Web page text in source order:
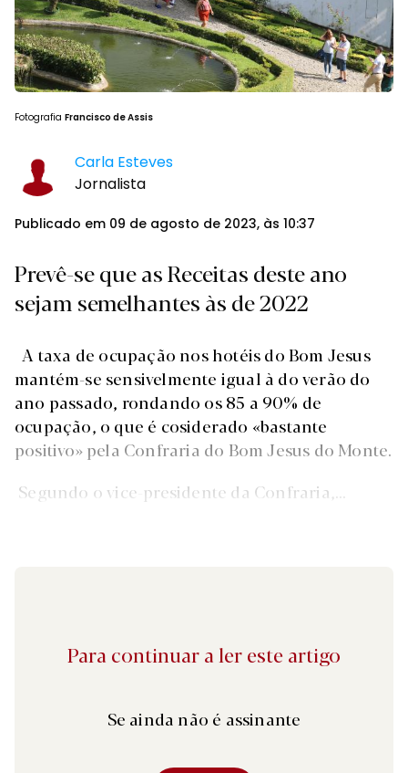
Fotografia Francisco de Assis
Carla Esteves
Jornalista
Publicado em 09 de agosto de 2023, às 10:37
Prevê-se que as Receitas deste ano
sejam semelhantes às de 2022
A taxa de ocupação nos hotéis do Bom Jesus
mantém-se sensivelmente igual à do verão do
ano passado, rondando os 85 a 90% de
ocupação, o que é cosiderado «bastante
positivo» pela Confraria do Bom Jesus do Monte.
Segundo o vice-presidente da Confraria,...
Para continuar a ler este artigo
Se ainda não é assinante